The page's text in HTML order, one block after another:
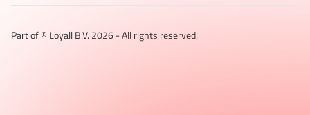
Part of © Loyall B.V. 2026 - All rights reserved.